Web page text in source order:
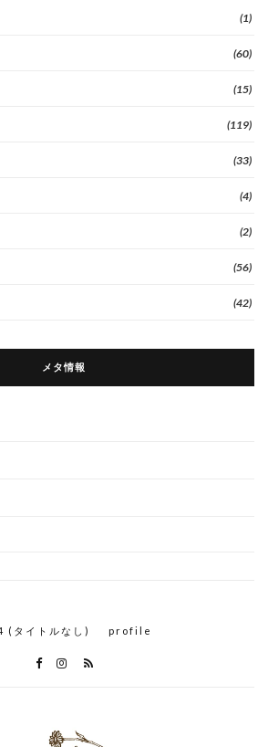
(1)
(60)
(15)
(119)
(33)
(4)
(2)
(56)
(42)
メタ情報
(タイトルなし) profile